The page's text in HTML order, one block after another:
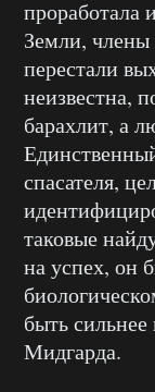
проработала
Земли, члены
перестали
неизвестна,
барахлит, а
спасателя,
таковые
на успех, он
быть
Мидгарда.